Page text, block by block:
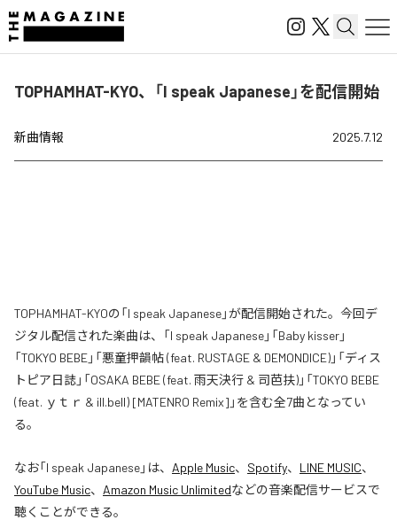
TOPHAMHAT-KYO、「I speak Japanese」を配信開始
新曲情報 2025.7.12
TOPHAMHAT-KYOの「I speak Japanese」が配信開始された。今回デ
ジタル配信された楽曲は、「I speak Japanese」「Baby kisser」
「TOKYO BEBE」「悪童押韻帖 (feat. RUSTAGE & DEMONDICE)」「ディス
トピア日誌」「OSAKA BEBE (feat. 雨天決行 & 司芭扶)」「TOKYO BEBE
(feat. ｙｔｒ & ill.bell) [MATENRO Remix]」を含む全7曲となってい
る。
なお「I speak Japanese」は、 Apple Music、 Spotify、 LINE MUSIC、
YouTube Music、 Amazon Music Unlimitedなどの音楽配信サービスで
聴くことができる。